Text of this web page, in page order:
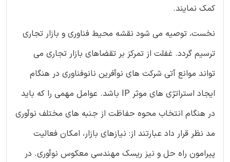
کمک نمایند.
نخست، توصیه می شود نقشه محیط فناوری و بازار تجاری
ترسیم گردد. غفلت از تمرکز بر تقضاهای بازار تجاری می
تواند موانع آتی شرکت های نوآفرین نانوفناوری در هنگام
ایجاد استراتژی های موثر IP باشد. عوامل مهمی را که باید
در هنگام انتخاب محوه حفاظت از جنبه های مختلف نوآوری
مد نظر قرار داد عبارتند از: نیازهای بازار، امکان فعالیت
پیرامون راه حل و نیز ریسک مهندسی معکوس نوآوری. در